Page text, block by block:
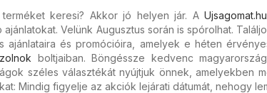
terméket keresi? Akkor jó helyen jár. AUjsagomat.hu
Velünk Augusztus során is spórolhat.
ajánlataira és promócióira, amelyek e héten
boltjaiban. Böngéssze kedvenc
széles választékát nyújtjuk önnek, amelyekben
Mindig figyelje az akciók lejárati dátumát, nehogy